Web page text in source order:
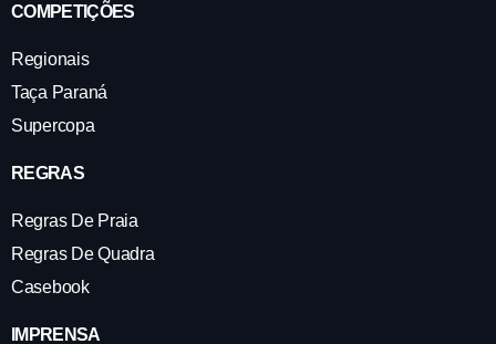
COMPETIÇÕES
Regionais
Taça Paraná
Supercopa
REGRAS
Regras De Praia
Regras De Quadra
Casebook
IMPRENSA